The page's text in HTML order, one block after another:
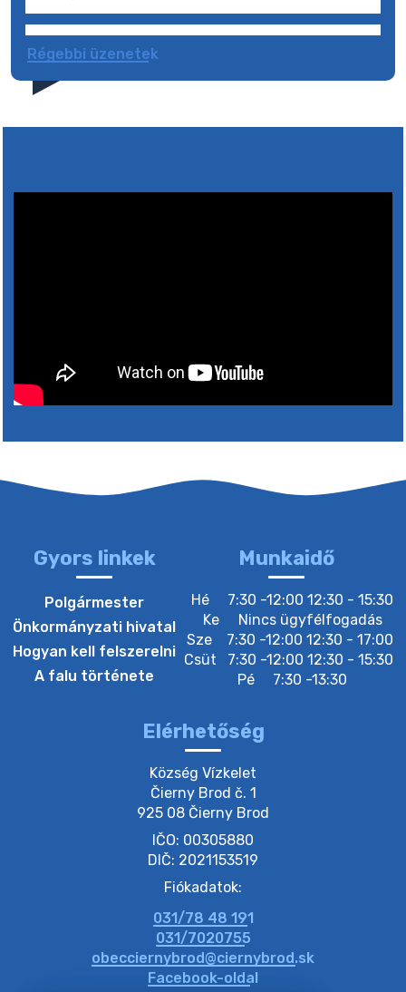
4. augusztus 2026 09:51
6. augusztus 2026 05:00
2. augusztus 2026 15:30
3. augusztus 2026 05:00
20. július 2026 12:38
20. július 2026 11:53
Régebbi üzenetek
Gyors linkek
Polgármester
Önkormányzati hivatal
Hogyan kell felszerelni
A falu története
Munkaidő
Hé
7:30 -12:00 12:30 - 15:30
Ke
Nincs ügyfélfogadás
Sze
7:30 -12:00 12:30 - 17:00
Csüt
7:30 -12:00 12:30 - 15:30
Pé
7:30 -13:30
Elérhetőség
Község Vízkelet
Čierny Brod č. 1
925 08 Čierny Brod
IČO: 00305880
DIČ: 2021153519
Fiókadatok:
031/78 48 191
031/7020755
obecciernybrod@ciernybrod.sk
Facebook-oldal